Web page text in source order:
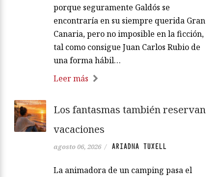
porque seguramente Galdós se
encontraría en su siempre querida Gran
Canaria, pero no imposible en la ficción,
tal como consigue Juan Carlos Rubio de
una forma hábil…
Leer más
Los fantasmas también reservan
vacaciones
agosto 06, 2026 / ARIADNA TUXELL
La animadora de un camping pasa el